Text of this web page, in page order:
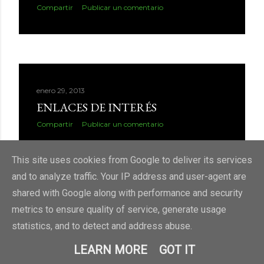
a
Compartir Publicar un comentario
enero 29, 2013
ENLACES DE INTERÉS
Compartir Publicar un comentario
This site uses cookies from Google to deliver its services
and to analyze traffic. Your IP address and user-agent are
shared with Google along with performance and security
metrics to ensure quality of service, generate usage
statistics, and to detect and address abuse.
LEARN MORE GOT IT